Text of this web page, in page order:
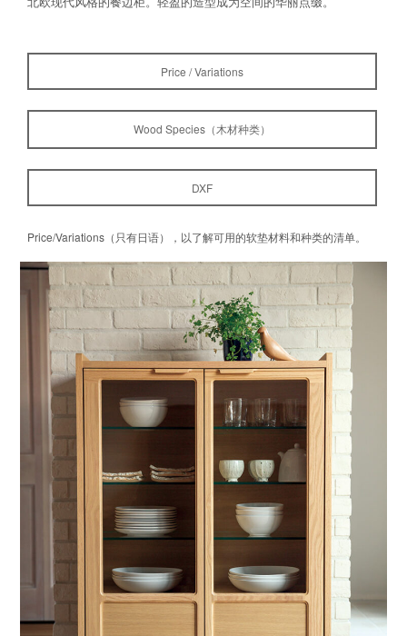
Price / Variations
Wood Species（木材种类）
DXF
Price/Variations（只有日语），以了解可用的软垫材料和种类的清单。